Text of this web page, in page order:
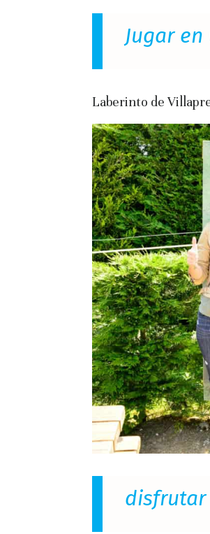
Jugar
Laberinto de